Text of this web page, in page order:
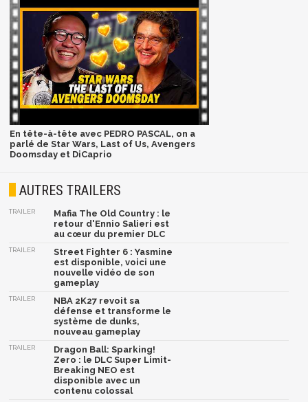
En tête-à-tête avec PEDRO PASCAL, on a
parlé de Star Wars, Last of Us, Avengers
Doomsday et DiCaprio
AUTRES TRAILERS
TRAILER
Mafia The Old Country : le
retour d'Ennio Salieri est
au cœur du premier DLC
TRAILER
Street Fighter 6 : Yasmine
est disponible, voici une
nouvelle vidéo de son
gameplay
TRAILER
NBA 2K27 revoit sa
défense et transforme le
système de dunks,
nouveau gameplay
TRAILER
Dragon Ball: Sparking!
Zero : le DLC Super Limit-
Breaking NEO est
disponible avec un
contenu colossal